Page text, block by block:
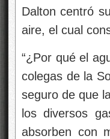
Dalton centró
aire, el cual
“¿Por qué el
colegas de la
seguro de que
los diversos
absorben con